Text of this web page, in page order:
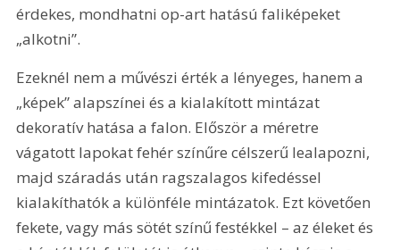
érdekes, mondhatni op-art hatású faliképeket
„alkotni”.
Ezeknél nem a művészi érték a lényeges, hanem a
„képek” alapszínei és a kialakított mintázat
dekoratív hatása a falon. Először a méretre
vágatott lapokat fehér színűre célszerű lealapozni,
majd száradás után ragszalagos kifedéssel
kialakíthatók a különféle mintázatok. Ezt követően
fekete, vagy más sötét színű festékkel – az éleket és